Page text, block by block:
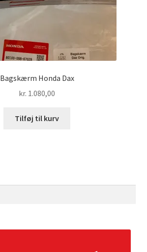
Bagskærm Honda Dax
kr. 1.080,00
Tilføj til kurv